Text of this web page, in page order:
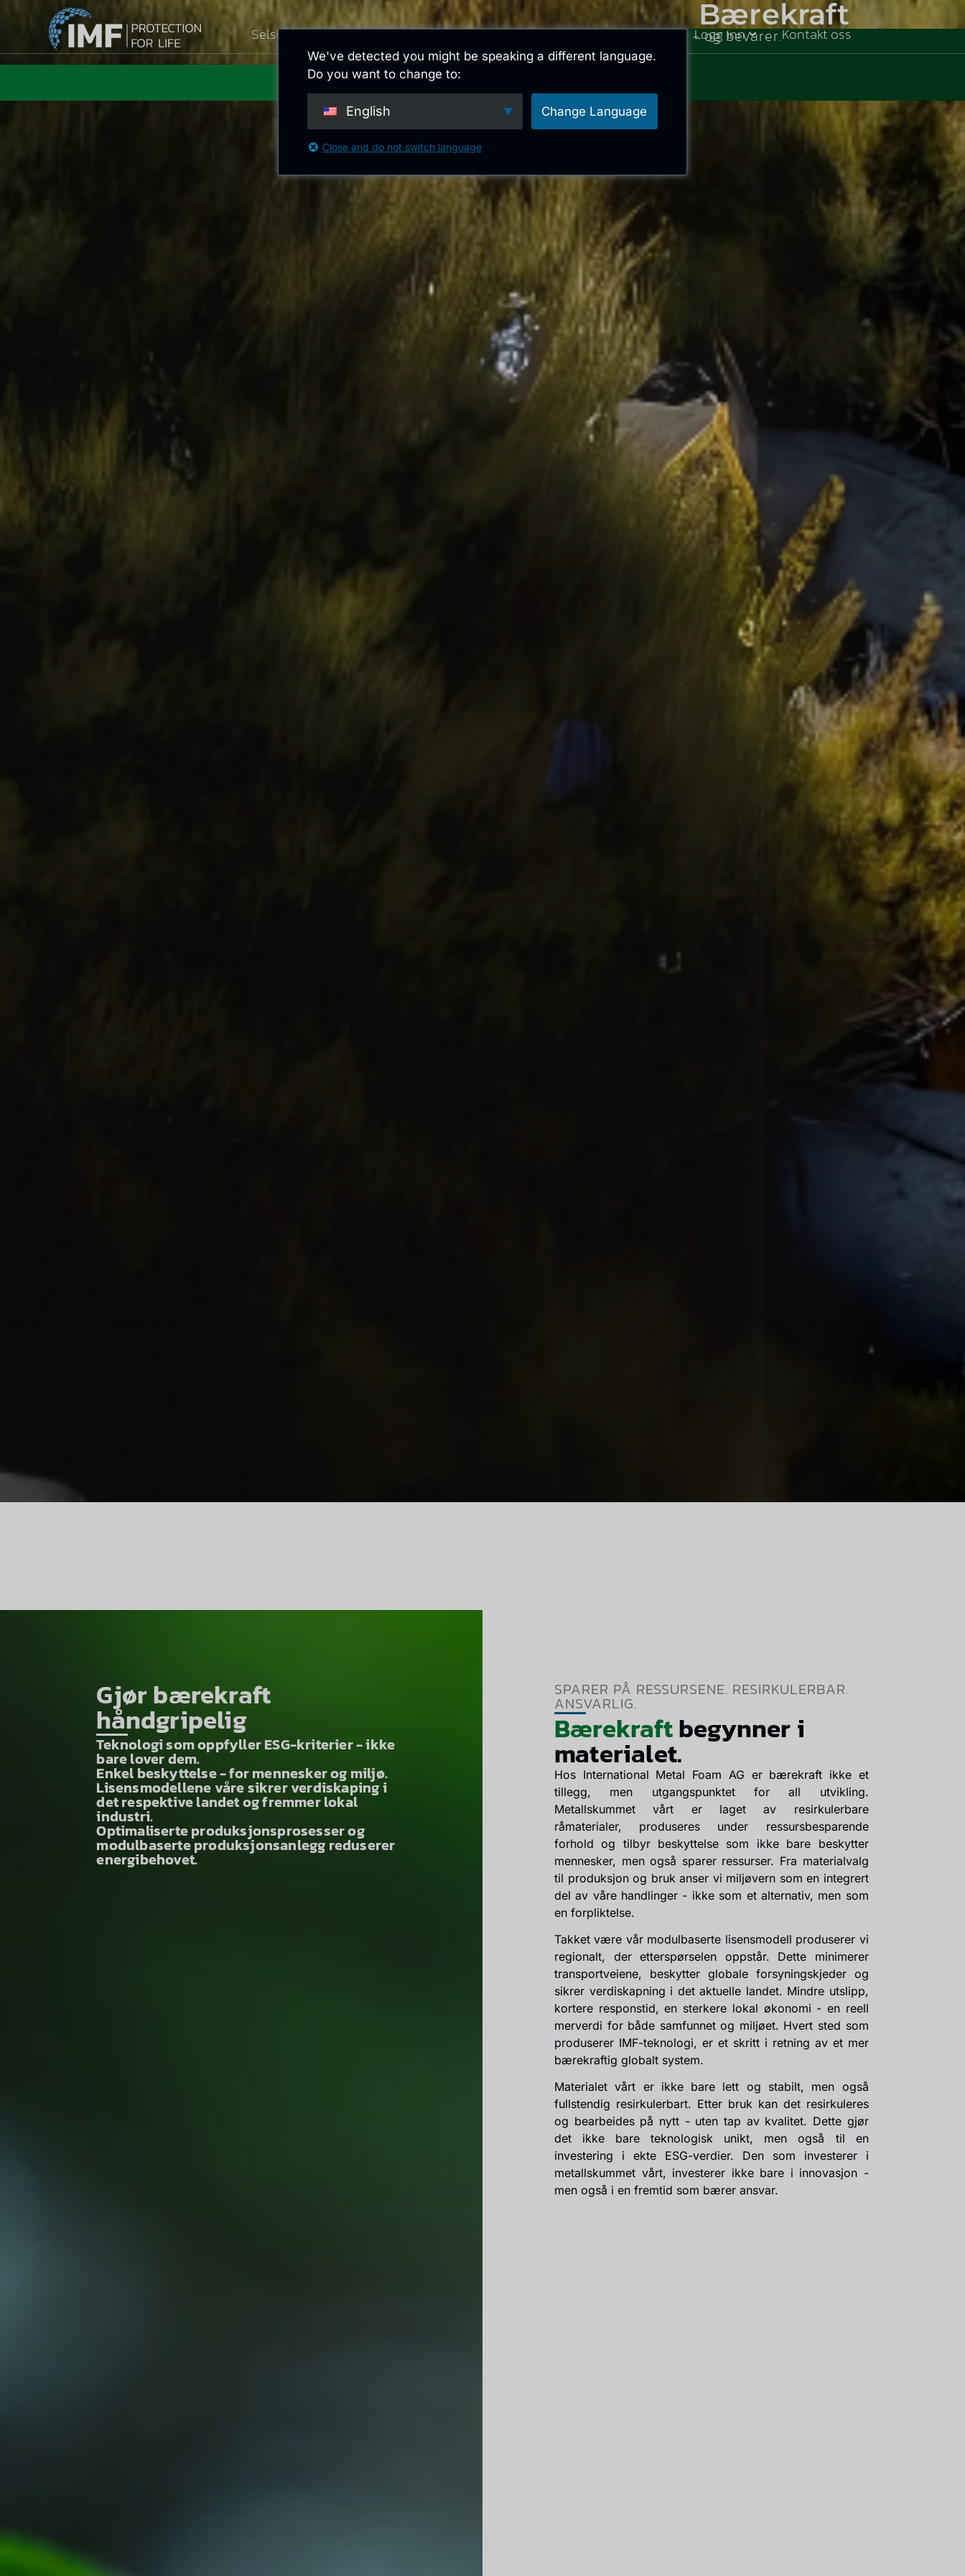
Selskapet Globale lisenser Bruksområde Innovasjon Logg inn Kontakt oss
Bærekraft
Teknologi som beskytter - og bevarer.
Gjør bærekraft
håndgripelig
Teknologi som oppfyller ESG-kriterier - ikke
bare lover dem.
Enkel beskyttelse - for mennesker og miljø.
Lisensmodellene våre sikrer verdiskaping i
det respektive landet og fremmer lokal
industri.
Optimaliserte produksjonsprosesser og
modulbaserte produksjonsanlegg reduserer
energibehovet.
SPARER PÅ RESSURSENE. RESIRKULERBAR.
ANSVARLIG.
Bærekraftbegynner i
materialet.
Hos International Metal Foam AG er bærekraft ikke et
tillegg, men utgangspunktet for all utvikling.
Metallskummet vårt er laget av resirkulerbare
råmaterialer, produseres under ressursbesparende
forhold og tilbyr beskyttelse som ikke bare beskytter
mennesker, men også sparer ressurser. Fra materialvalg
til produksjon og bruk anser vi miljøvern som en integrert
del av våre handlinger - ikke som et alternativ, men som
en forpliktelse.
Takket være vår modulbaserte lisensmodell produserer vi
regionalt, der etterspørselen oppstår. Dette minimerer
transportveiene, beskytter globale forsyningskjeder og
sikrer verdiskapning i det aktuelle landet. Mindre utslipp,
kortere responstid, en sterkere lokal økonomi - en reell
merverdi for både samfunnet og miljøet. Hvert sted som
produserer IMF-teknologi, er et skritt i retning av et mer
bærekraftig globalt system.
Materialet vårt er ikke bare lett og stabilt, men også
fullstendig resirkulerbart. Etter bruk kan det resirkuleres
og bearbeides på nytt - uten tap av kvalitet. Dette gjør
det ikke bare teknologisk unikt, men også til en
investering i ekte ESG-verdier. Den som investerer i
metallskummet vårt, investerer ikke bare i innovasjon -
men også i en fremtid som bærer ansvar.
We've detected you might be speaking a different language.
Do you want to change to:
English Change Language
Close and do not switch language